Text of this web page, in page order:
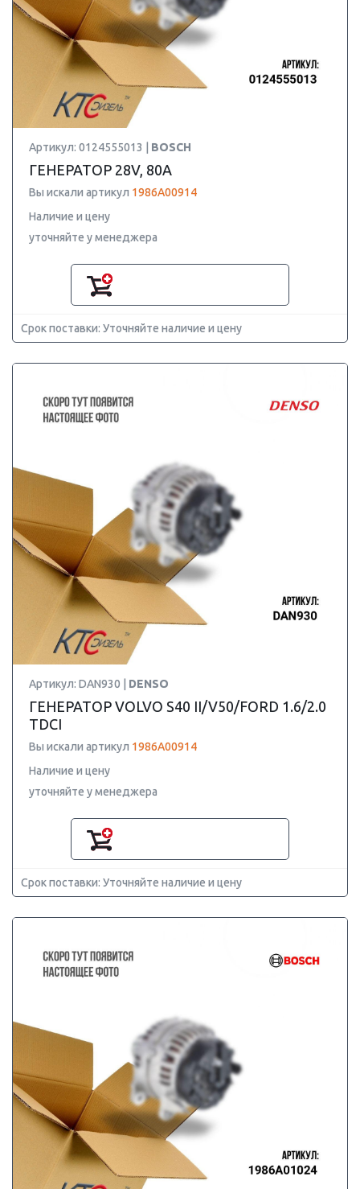
Артикул: 0124555013 | BOSCH
ГЕНЕРАТОР 28V, 80A
Вы искали артикул 1986A00914
Наличие и цену
уточняйте у менеджера
Срок поставки: Уточняйте наличие и цену
Артикул: DAN930 | DENSO
ГЕНЕРАТОР VOLVO S40 II/V50/FORD 1.6/2.0
TDCI
Вы искали артикул 1986A00914
Наличие и цену
уточняйте у менеджера
Срок поставки: Уточняйте наличие и цену